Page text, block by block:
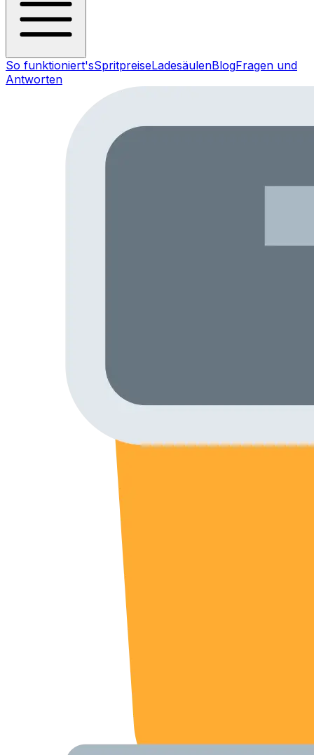
So funktioniert'sSpritpreiseLadesäulenBlogFragen und
Antworten